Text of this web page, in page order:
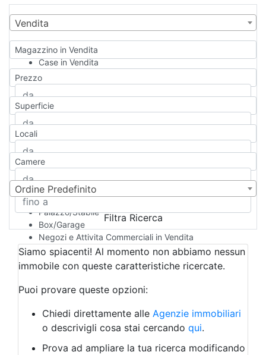
Vendita
Magazzino in Vendita
Case in Vendita
Qualsiasi
Appartamento
Casa indipendente
Casa Semi-indipendente
Attico/Mansarda
Rustico/Casale
Camera d'Albergo
Multiproprietà
Palazzo/Stabile
Box/Garage
Negozi e Attivita Commerciali in Vendita
Qualsiasi
Attività/Licenza Commerciale
Azienda Agricola
Bar/Ristorante
Albergo
Laboratorio Artigianale
Negozio/locale commerciale
Agriturismo
Prezzo
Superficie
Locali
Camere
Ordine Predefinito
Filtra Ricerca
Siamo spiacenti! Al momento non abbiamo nessun
immobile con queste caratteristiche ricercate.
Puoi provare queste opzioni:
Chiedi direttamente alle Agenzie immobiliari
o descrivigli cosa stai cercando qui.
Prova ad ampliare la tua ricerca modificando